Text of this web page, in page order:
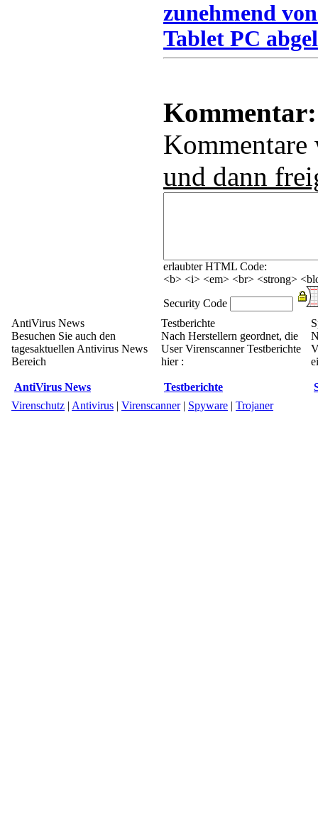
zunehmend
Tablet PC
Kommentar:
und dann
erlaubter HTML Code:
<b> <i> <em> <br> <strong>
Security Code
AntiVirus News
Besuchen Sie auch den
tagesaktuellen Antivirus News
Bereich
AntiVirus News
Testberichte
Nach Herstellern geordnet, die
User Virenscanner Testberichte
hier :
Testberichte
Virenschutz | Antivirus | Virenscanner| Spyware | Trojaner